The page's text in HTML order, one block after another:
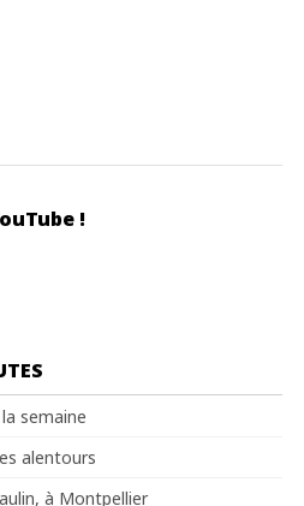
!
semaine
alentours
à Montpellier